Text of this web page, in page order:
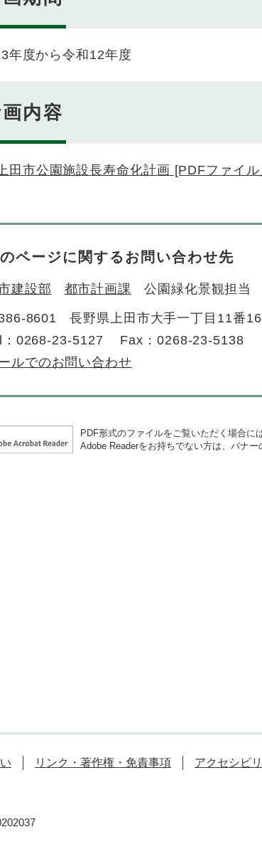
年度から令和12年度
内容
田市公園施設長寿命化計画 [PDFファイ
ページに関するお問い合わせ先
建設部 都市計画課 公園緑化景観担当
8601
長野県上田市大手一丁目11番
：0268-23-5127
Fax：0268-23-5138
ルでのお問い合わせ
PDF形式のファイルをご覧いただく場合に
Adobe Readerをお持ちでない方は、バナ
リンク・著作権・免責事項 アクセシビ